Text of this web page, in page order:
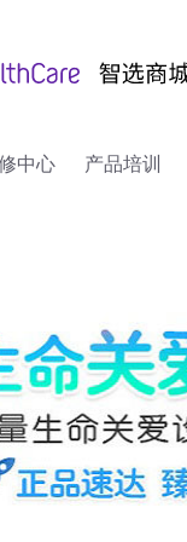
中心 产品培训